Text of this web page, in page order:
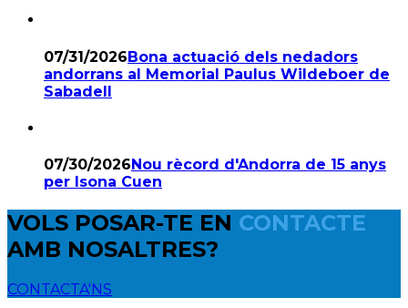
07/31/2026Bona actuació dels nedadors
andorrans al Memorial Paulus Wildeboer de
Sabadell
07/30/2026 Nou rècord d'Andorra de 15 anys
per Isona Cuen
VOLS POSAR-TE EN CONTACTE
AMB NOSALTRES?
CONTACTA'NS